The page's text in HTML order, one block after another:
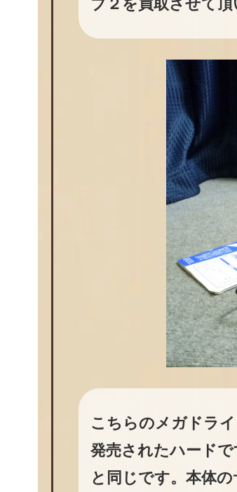
ブ２を買取させて頂
こちらのメガドラ
発売されたハード
と同じです。本体